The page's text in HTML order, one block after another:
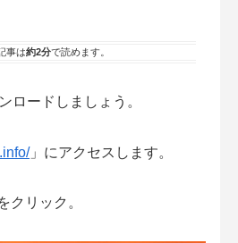
事は約2分で読めます。
ロードしましょう。
」にアクセスします。
クリック。